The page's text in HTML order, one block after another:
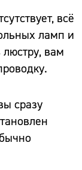
всё
ламп и
вам
сразу